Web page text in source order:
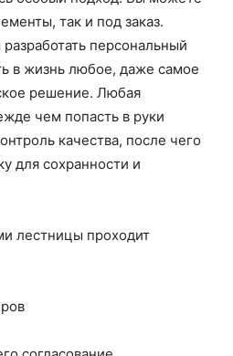
так и под заказ.
персональный
в жизнь любое, даже самое
решение. Любая
чем попасть в руки
качества, после чего
для сохранности и
лестницы проходит